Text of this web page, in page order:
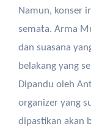
Namun, konser
semata. Arma
dan suasana
belakang yang
Dipandu oleh
organizer yang
dipastikan akan